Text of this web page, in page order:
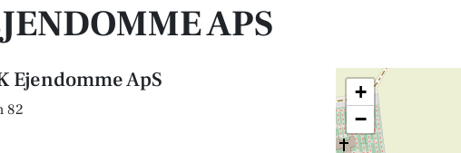
APS
Ejendomme ApS
82
+
−